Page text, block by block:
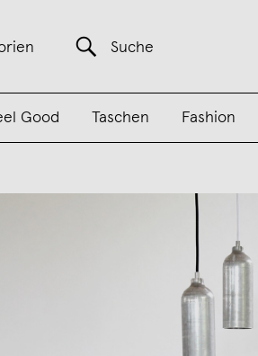
Suche
Good Taschen Fashion